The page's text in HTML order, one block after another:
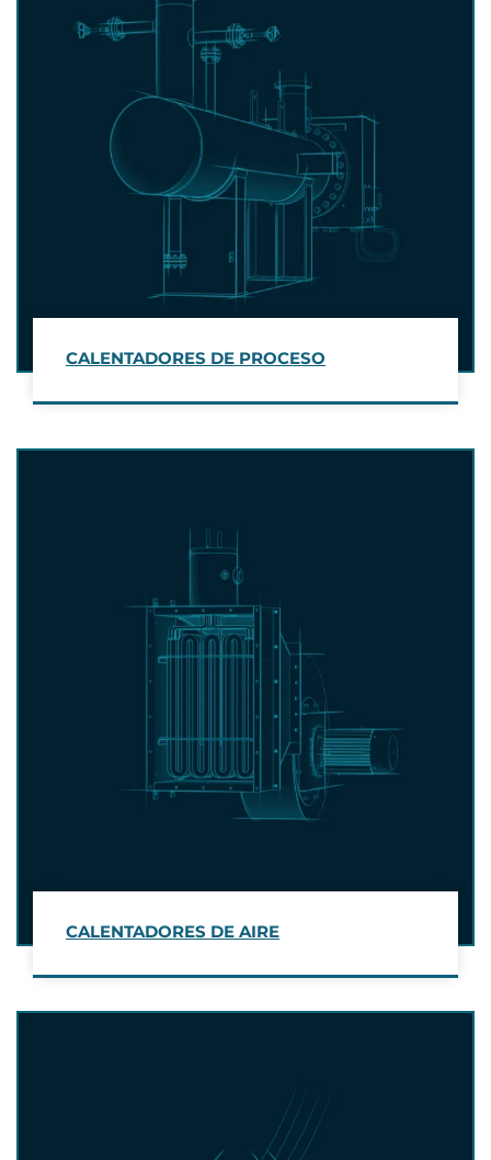
CALENTADORES DE PROCESO
CALENTADORES DE AIRE